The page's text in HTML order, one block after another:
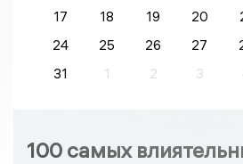
17
18 19 20
24
25 26 27
31
1 2 3
100 самых